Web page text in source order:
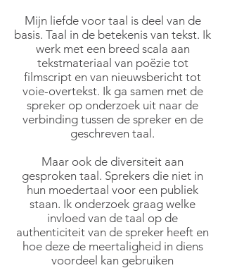
Mijn liefde voor taal is deel van de
basis. Taal in de betekenis van tekst. Ik
werk met een breed scala aan
tekstmateriaal van poëzie tot
filmscript en van nieuwsbericht tot
voie-overtekst. Ik ga samen met de
spreker op onderzoek uit naar de
verbinding tussen de spreker en de
geschreven taal.
Maar ook de diversiteit aan
gesproken taal. Sprekers die niet in
hun moedertaal voor een publiek
staan. Ik onderzoek graag welke
invloed van de taal op de
authenticiteit van de spreker heeft en
hoe deze de meertaligheid in diens
voordeel kan gebruiken